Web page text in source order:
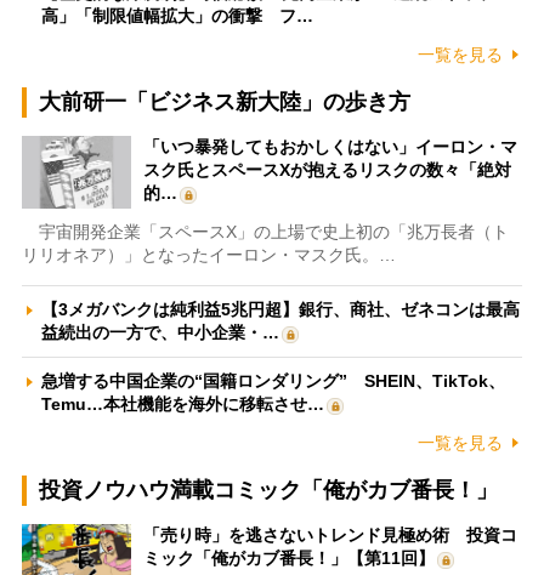
高」「制限値幅拡大」の衝撃 フ…
一覧を見る
大前研一「ビジネス新大陸」の歩き方
「いつ暴発してもおかしくはない」イーロン・マ
スク氏とスペースXが抱えるリスクの数々「絶対
的…
宇宙開発企業「スペースX」の上場で史上初の「兆万長者（ト
リリオネア）」となったイーロン・マスク氏。…
【3メガバンクは純利益5兆円超】銀行、商社、ゼネコンは最高
益続出の一方で、中小企業・…
急増する中国企業の“国籍ロンダリング” SHEIN、TikTok、
Temu…本社機能を海外に移転させ…
一覧を見る
投資ノウハウ満載コミック「俺がカブ番長！」
「売り時」を逃さないトレンド見極め術 投資コ
ミック「俺がカブ番長！」【第11回】